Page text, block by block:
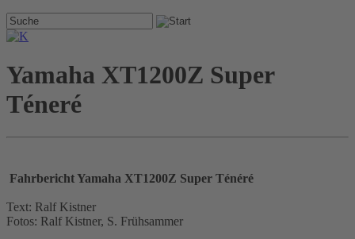
Yamaha XT1200Z Super
Téneré
Fahrbericht Yamaha XT1200Z Super Ténéré
Text: Ralf Kistner
Fotos: Ralf Kistner, S. Frühsammer